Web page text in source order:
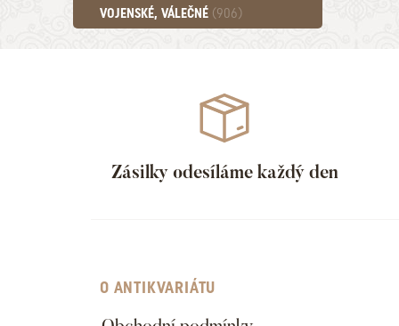
VOJENSKÉ, VÁLEČNÉ (906)
Zásilky odesíláme každý den
O ANTIKVARIÁTU